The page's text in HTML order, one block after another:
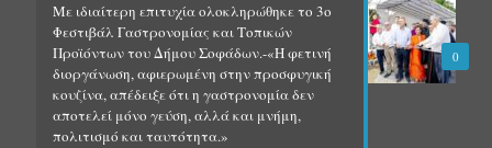
0
Με ιδιαίτερη επιτυχία ολοκληρώθηκε το 3ο
Φεστιβάλ Γαστρονομίας και Τοπικών
Προϊόντων του Δήμου Σοφάδων.-«Η φετινή
διοργάνωση, αφιερωμένη στην προσφυγική
κουζίνα, απέδειξε ότι η γαστρονομία δεν
αποτελεί μόνο γεύση, αλλά και μνήμη,
πολιτισμό και ταυτότητα.»